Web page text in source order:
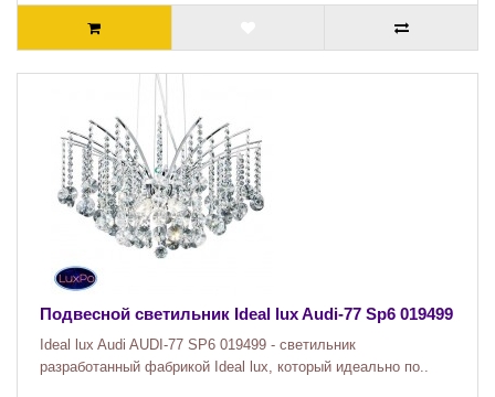
Подвесной светильник Ideal lux Audi-77 Sp6 019499
Ideal lux Audi AUDI-77 SP6 019499 - светильник
разработанный фабрикой Ideal lux, который идеально по..